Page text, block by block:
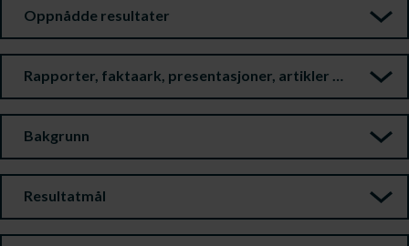
Oppnådde resultater
Rapporter, faktaark, presentasjoner, artikler m.m.
Bakgrunn
Resultatmål